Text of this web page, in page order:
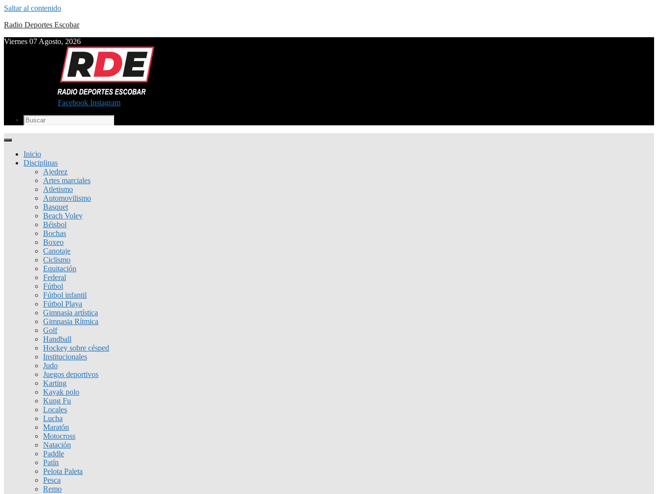
Saltar al contenido
Radio Deportes Escobar
Viernes 07 Agosto, 2026
Facebook Instagram
Inicio
Disciplinas
Ajedrez
Artes marciales
Atletismo
Automovilismo
Basquet
Beach Voley
Béisbol
Bochas
Boxeo
Canotaje
Ciclismo
Equitación
Federal
Fútbol
Fútbol infantil
Fútbol Playa
Gimnasia artística
Gimnasia Rítmica
Golf
Handball
Hockey sobre césped
Institucionales
Judo
Juegos deportivos
Karting
Kayak polo
Kung Fu
Locales
Lucha
Maratón
Motocross
Natación
Paddle
Patín
Pelota Paleta
Pesca
Remo